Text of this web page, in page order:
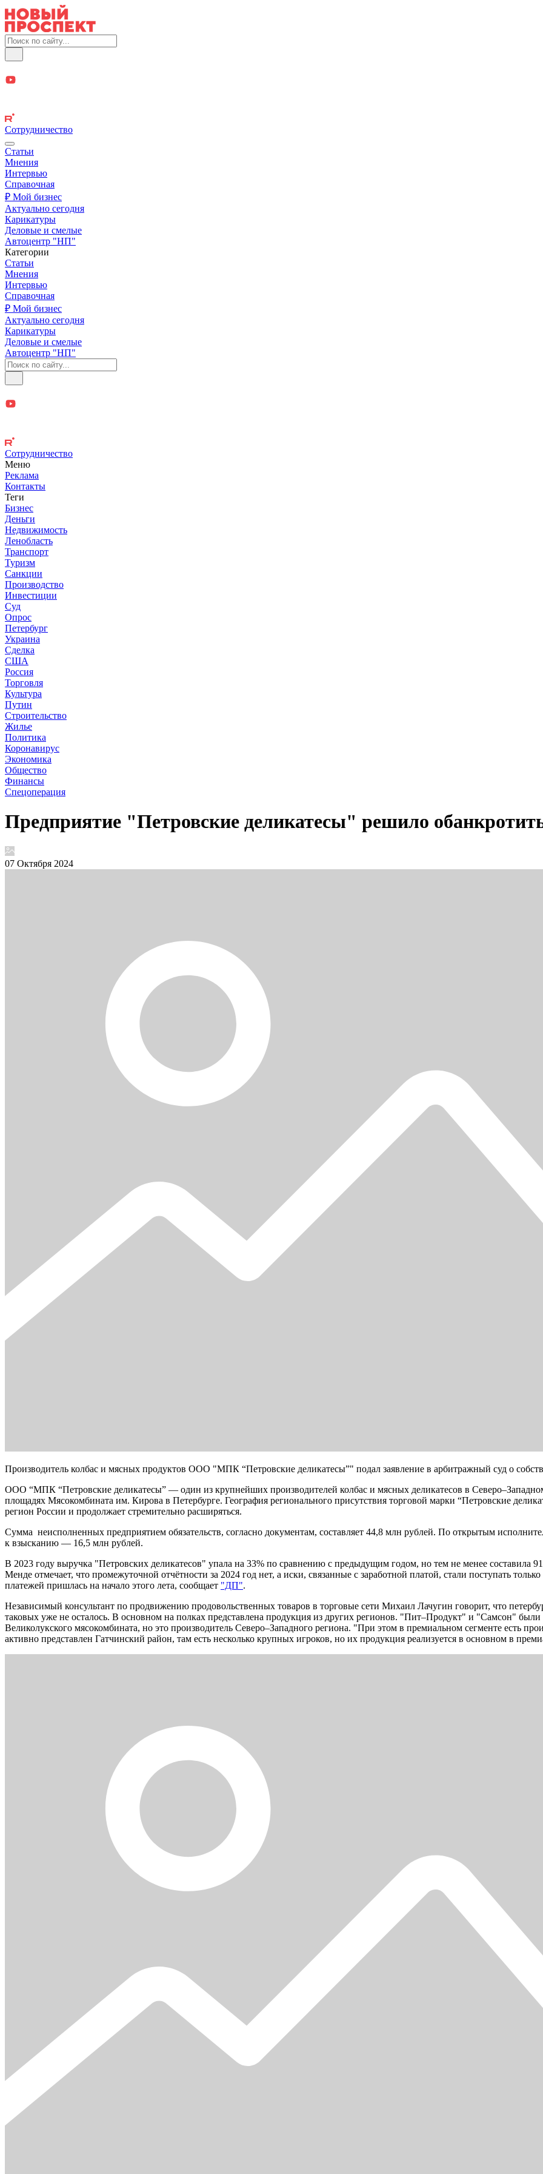
Сотрудничество
Статьи
Мнения
Интервью
Справочная
₽ Мой бизнес
Актуально сегодня
Карикатуры
Деловые и смелые
Автоцентр "НП"
Категории
Статьи
Мнения
Интервью
Справочная
₽ Мой бизнес
Актуально сегодня
Карикатуры
Деловые и смелые
Автоцентр "НП"
Сотрудничество
Меню
Реклама
Контакты
Теги
Бизнес
Деньги
Недвижимость
Ленобласть
Транспорт
Туризм
Санкции
Производство
Инвестиции
Суд
Опрос
Петербург
Украина
Сделка
США
Россия
Торговля
Культура
Путин
Строительство
Жилье
Политика
Коронавирус
Экономика
Общество
Финансы
Спецоперация
Предприятие "Петровские деликатесы" решило
07 Октября 2024
Производитель колбас и мясных продуктов ООО "МПК “Петровские деликатесы”" подал заявление в арбитражный суд о
ООО “МПК “Петровские деликатесы” — один из крупнейших производителей колбас и мясных деликатесов в
площадях Мясокомбината им. Кирова в Петербурге. География регионального присутствия торговой марки “Петровские
регион России и продолжает стремительно расширяться.
Сумма неисполненных предприятием обязательств, согласно документам, составляет 44,8 млн рублей. По открытым
к взысканию — 16,5 млн рублей.
В 2023 году выручка "Петровских деликатесов" упала на 33% по сравнению с предыдущим годом, но тем не менее составила
Менде отмечает, что промежуточной отчётности за 2024 год нет, а иски, связанные с заработной платой, стали поступать
платежей пришлась на начало этого лета, сообщает "ДП".
Независимый консультант по продвижению продовольственных товаров в торговые сети Михаил Лачугин говорит, что
таковых уже не осталось. В основном на полках представлена продукция из других регионов. "Пит–Продукт" и "Самсон"
Великолукского мясокомбината, но это производитель Северо–Западного региона. "При этом в премиальном сегменте есть
активно представлен Гатчинский район, там есть несколько крупных игроков, но их продукция реализуется в основном в